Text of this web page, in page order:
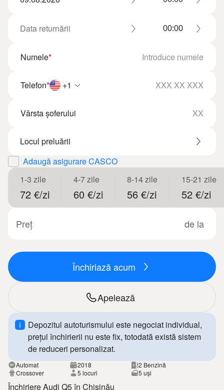
Numele*
Telefon* +1
Vârsta șoferului
Adaugă asigurare CASCO
1-3 zile
72 €/zi
4-7 zile
60 €/zi
8-14 zile
56 €/zi
15-21 zile
52 €/zi
Preț de la
Apelează
Închiriază acum
Depozitul autoturismului este negociat individual,
prețul închirierii nu este fix, totodată există sistem
de reduceri personalizat.
Automat 2018
2 Benzină
Crossover
5 locuri 5 uși
Închiriere Audi Q5 în Chișinău